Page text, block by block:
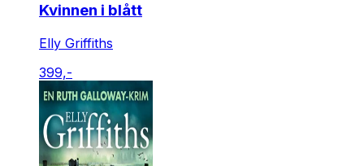
Kvinnen i blått
Elly Griffiths
399,-